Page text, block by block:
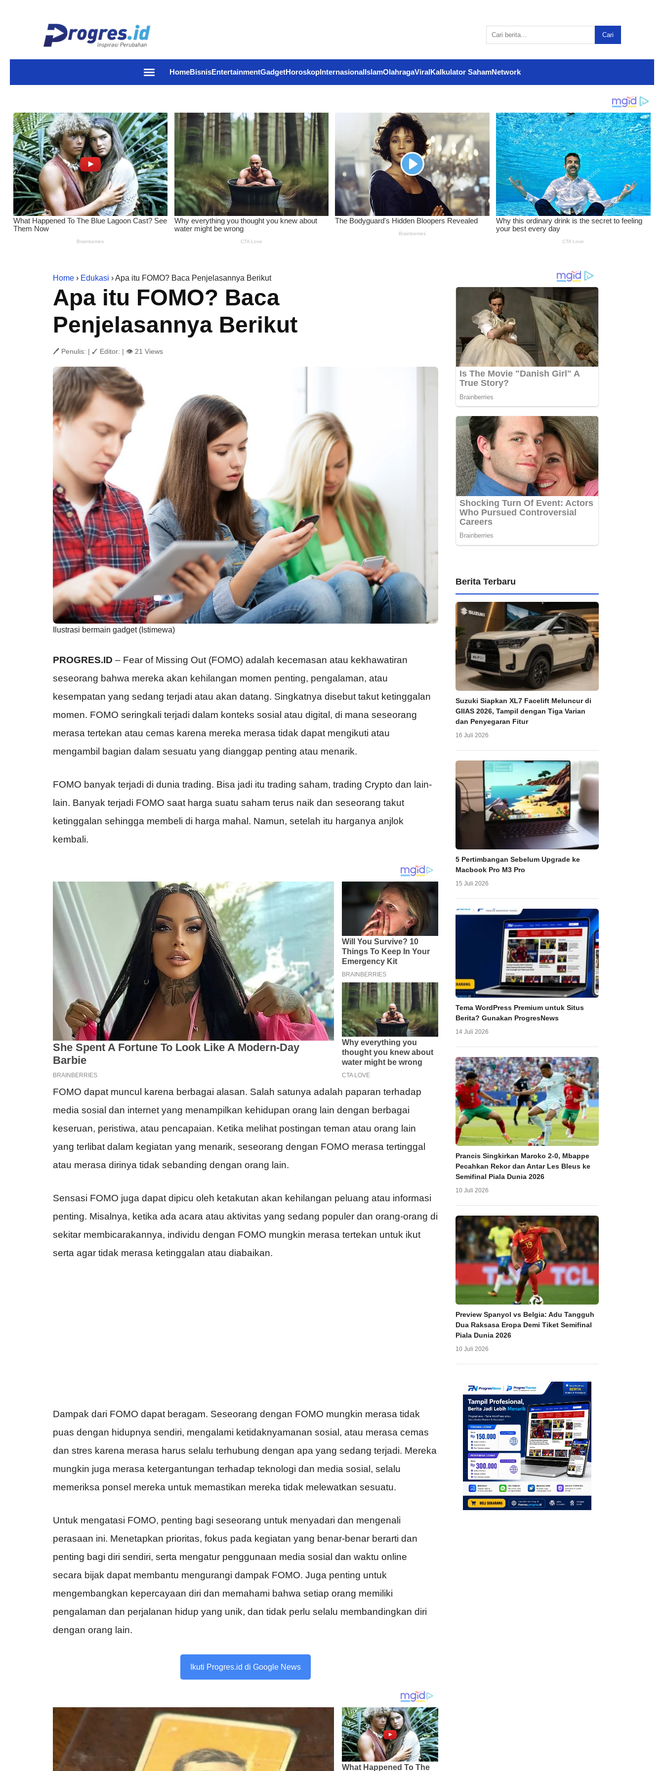
Cari
HomeBisnisEntertainmentGadgetHoroskopInternasionalIslamOlahragaViralKalkulator SahamNetwork
Home › Edukasi › Apa itu FOMO? Baca Penjelasannya Berikut
Apa itu FOMO? Baca
Penjelasannya Berikut
🖊 Penulis: | ✓ Editor: | 👁 21 Views
Ilustrasi bermain gadget (Istimewa)
PROGRES.ID – Fear of Missing Out (FOMO) adalah kecemasan atau kekhawatiran
seseorang bahwa mereka akan kehilangan momen penting, pengalaman, atau
kesempatan yang sedang terjadi atau akan datang. Singkatnya disebut takut ketinggalan
momen. FOMO seringkali terjadi dalam konteks sosial atau digital, di mana seseorang
merasa tertekan atau cemas karena mereka merasa tidak dapat mengikuti atau
mengambil bagian dalam sesuatu yang dianggap penting atau menarik.
FOMO banyak terjadi di dunia trading. Bisa jadi itu trading saham, trading Crypto dan lain-
lain. Banyak terjadi FOMO saat harga suatu saham terus naik dan seseorang takut
ketinggalan sehingga membeli di harga mahal. Namun, setelah itu harganya anjlok
kembali.
FOMO dapat muncul karena berbagai alasan. Salah satunya adalah paparan terhadap
media sosial dan internet yang menampilkan kehidupan orang lain dengan berbagai
keseruan, peristiwa, atau pencapaian. Ketika melihat postingan teman atau orang lain
yang terlibat dalam kegiatan yang menarik, seseorang dengan FOMO merasa tertinggal
atau merasa dirinya tidak sebanding dengan orang lain.
Sensasi FOMO juga dapat dipicu oleh ketakutan akan kehilangan peluang atau informasi
penting. Misalnya, ketika ada acara atau aktivitas yang sedang populer dan orang-orang di
sekitar membicarakannya, individu dengan FOMO mungkin merasa tertekan untuk ikut
serta agar tidak merasa ketinggalan atau diabaikan.
Dampak dari FOMO dapat beragam. Seseorang dengan FOMO mungkin merasa tidak
puas dengan hidupnya sendiri, mengalami ketidaknyamanan sosial, atau merasa cemas
dan stres karena merasa harus selalu terhubung dengan apa yang sedang terjadi. Mereka
mungkin juga merasa ketergantungan terhadap teknologi dan media sosial, selalu
memeriksa ponsel mereka untuk memastikan mereka tidak melewatkan sesuatu.
Untuk mengatasi FOMO, penting bagi seseorang untuk menyadari dan mengenali
perasaan ini. Menetapkan prioritas, fokus pada kegiatan yang benar-benar berarti dan
penting bagi diri sendiri, serta mengatur penggunaan media sosial dan waktu online
secara bijak dapat membantu mengurangi dampak FOMO. Juga penting untuk
mengembangkan kepercayaan diri dan memahami bahwa setiap orang memiliki
pengalaman dan perjalanan hidup yang unik, dan tidak perlu selalu membandingkan diri
dengan orang lain.
Ikuti Progres.id di Google News
Berita Terbaru
Suzuki Siapkan XL7 Facelift Meluncur di
GIIAS 2026, Tampil dengan Tiga Varian
dan Penyegaran Fitur
16 Juli 2026
5 Pertimbangan Sebelum Upgrade ke
Macbook Pro M3 Pro
15 Juli 2026
Tema WordPress Premium untuk Situs
Berita? Gunakan ProgresNews
14 Juli 2026
Prancis Singkirkan Maroko 2-0, Mbappe
Pecahkan Rekor dan Antar Les Bleus ke
Semifinal Piala Dunia 2026
10 Juli 2026
Preview Spanyol vs Belgia: Adu Tangguh
Dua Raksasa Eropa Demi Tiket Semifinal
Piala Dunia 2026
10 Juli 2026